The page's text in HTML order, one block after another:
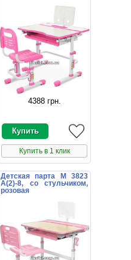
4388 грн.
Купить в 1 клик
Детская парта M 3823
A(2)-8, со стульчиком,
розовая